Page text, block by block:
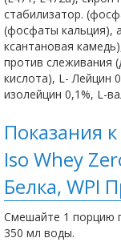
стабилизатор.
(фосфаты кальция),
ксантановая
против слеживания
кислота), L- Лейцин
изолейцин 0,1%, L-
Показания
Iso Whey
Белка, WPI
Смешайте 1 порцию
350 мл воды.